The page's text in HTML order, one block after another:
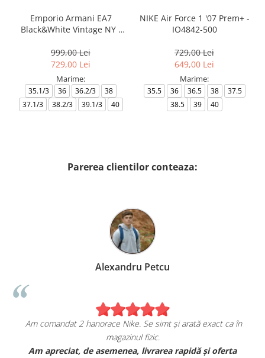
Emporio Armani EA7
Black&White Vintage NY -
999,00 Lei
729,00 Lei
Marime:
35.1/3 36 36.2/3
38
37.1/3
38.2/3 39.1/3 40
NIKE Air Force 1 '07 Prem+ -
IO4842-500
729,00 Lei
649,00 Lei
Marime:
35.5 36 36.5 38
37.5
38.5
39 40
Parerea clientilor conteaza:
Alexandru Petcu
Am comandat 2 hanorace Nike. Se simt și arată exact ca în
magazinul fizic.
Am apreciat, de asemenea, livrarea rapidă și oferta